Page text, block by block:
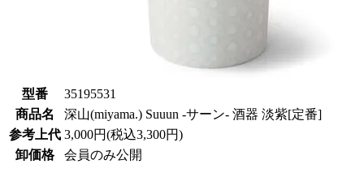
型番
35195531
商品名
深山(miyama.) Suuun -サーン- 酒器 淡紫[定番]
参考上代 3,000円(税込3,300円)
卸価格
会員のみ公開